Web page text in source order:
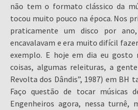
não tem o formato clássico da
tocou muito pouco na época. Nos
praticamente um disco por
encavalavam e era muito difícil
exemplo. E hoje em dia eu gosto
coisas, algumas releituras, a
Revolta dos Dândis”, 1987) em BH
Faço questão de tocar músicas
Engenheiros agora, nessa turnê,